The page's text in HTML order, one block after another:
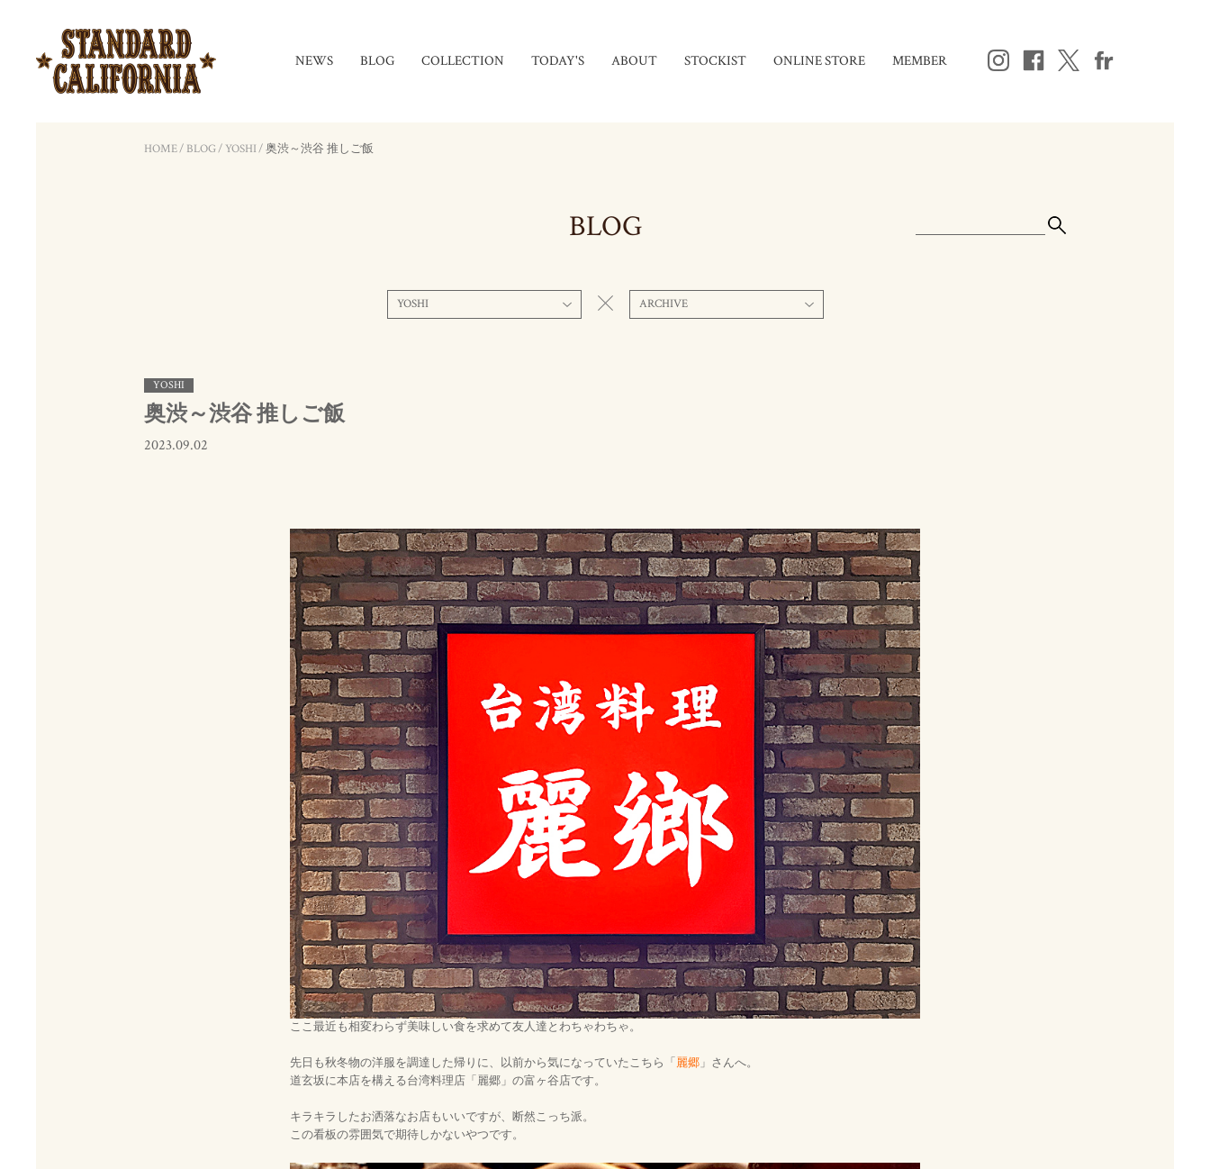
NEWS BLOG COLLECTION TODAY'S ABOUT STOCKIST ONLINE STORE MEMBER
HOME/ BLOG/YOSHI/奥渋～渋谷 推しご飯
BLOG
YOSHI ARCHIVE
YOSHI
奥渋～渋谷 推しご飯
2023.09.02
ここ最近も相変わらず美味しい食を求めて友人達とわちゃわちゃ。
先日も秋冬物の洋服を調達した帰りに、以前から気になっていたこちら「 麗郷」さんへ。
道玄坂に本店を構える台湾料理店「麗郷」の富ヶ谷店です。
キラキラしたお洒落なお店もいいですが、断然こっち派。
この看板の雰囲気で期待しかないやつです。